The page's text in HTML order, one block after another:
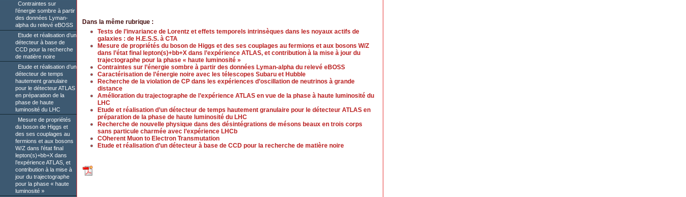
Contraintes sur
l’énergie sombre à partir
des données Lyman-
alpha du relevé eBOSS
Etude et réalisation d’un
détecteur à base de
CCD pour la recherche
de matière noire
Etude et réalisation d’un
détecteur de temps
hautement granulaire
pour le détecteur ATLAS
en préparation de la
phase de haute
luminosité du LHC
Mesure de propriétés
du boson de Higgs et
des ses couplages au
fermions et aux bosons
W/Z dans l’état final
lepton(s)+bb+X dans
l’expérience ATLAS, et
contribution à la mise à
jour du trajectographe
pour la phase « haute
luminosité »
Dans la même rubrique :
Tests de l’invariance de Lorentz et effets temporels intrinsèques dans les noyaux actifs de
galaxies : de H.E.S.S. à CTA
Mesure de propriétés du boson de Higgs et des ses couplages au fermions et aux bosons W/Z
dans l’état final lepton(s)+bb+X dans l’expérience ATLAS, et contribution à la mise à jour du
trajectographe pour la phase « haute luminosité »
Contraintes sur l’énergie sombre à partir des données Lyman-alpha du relevé eBOSS
Caractérisation de l’énergie noire avec les télescopes Subaru et Hubble
Recherche de la violation de CP dans les expériences d’oscillation de neutrinos à grande
distance
Amélioration du trajectographe de l’expérience ATLAS en vue de la phase à haute luminosité du
LHC
Etude et réalisation d’un détecteur de temps hautement granulaire pour le détecteur ATLAS en
préparation de la phase de haute luminosité du LHC
Recherche de nouvelle physique dans des désintégrations de mésons beaux en trois corps
sans particule charmée avec l’expérience LHCb
COherent Muon to Electron Transmutation
Etude et réalisation d’un détecteur à base de CCD pour la recherche de matière noire